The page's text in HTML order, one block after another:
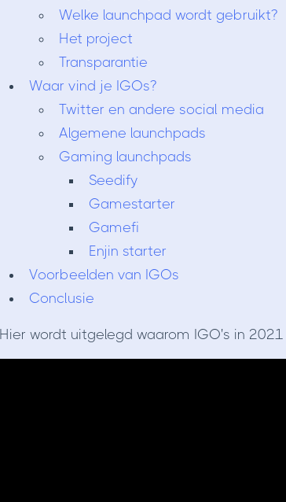
Welke launchpad wordt gebruikt?
Het project
Transparantie
Waar vind je IGOs?
Twitter en andere social media
Algemene launchpads
Gaming launchpads
Seedify
Gamestarter
Gamefi
Enjin starter
Voorbeelden van IGOs​​​​​​​
Conclusie
Hier wordt uitgelegd waarom IGO's in